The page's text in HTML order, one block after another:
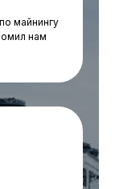
майнингу
нам